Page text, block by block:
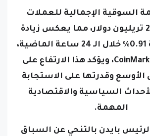
السوقية الإجمالية للعملات
المشفرة 2.47 تريليون دولار، مما يعكس زيادة
طفيفة بنسبة 0.91٪ خلال الـ 24 ساعة الماضية،
وفقاً لـ CoinMarketCap، ويؤكد هذا الارتفاع على
وقدرتها على الاستجابة
السياسية والاقتصادية
المهمة.
بايدن بالتنحي عن السباق